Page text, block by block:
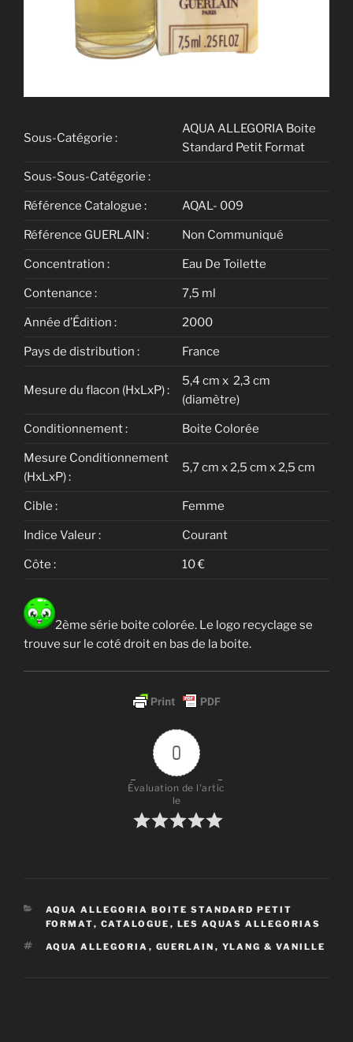
Sous-Catégorie :
AQUA ALLEGORIA Boite
Standard Petit Format
Sous-Sous-Catégorie :
Référence Catalogue : AQAL- 009
Référence GUERLAIN : Non Communiqué
Concentration : Eau De Toilette
Contenance : 7,5 ml
Année d’Édition : 2000
Pays de distribution : France
Mesure du flacon (HxLxP) :
5,4 cm x 2,3 cm
(diamètre)
Conditionnement : Boite Colorée
Mesure Conditionnement
(HxLxP) :
5,7 cm x 2,5 cm x 2,5 cm
Cible : Femme
Indice Valeur : Courant
Côte : 10 €
2ème série boite colorée. Le logo recyclage se
trouve sur le coté droit en bas de la boite.
0
Évaluation de l'artic
le
CATÉGORIES
AQUA ALLEGORIA BOITE STANDARD PETIT
FORMAT, CATALOGUE , LES AQUAS ALLEGORIAS
ÉTIQUETTES
AQUA ALLEGORIA , GUERLAIN , YLANG & VANILLE